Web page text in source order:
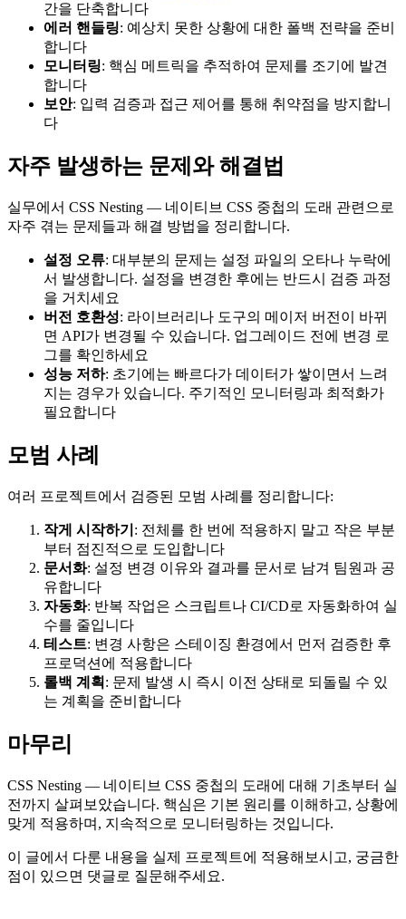
간을 단축합니다
에러 핸들링: 예상치 못한 상황에 대한 폴백 전략을 준비
합니다
모니터링: 핵심 메트릭을 추적하여 문제를 조기에 발견
합니다
보안: 입력 검증과 접근 제어를 통해 취약점을 방지합니
다
자주 발생하는 문제와 해결법
실무에서 CSS Nesting — 네이티브 CSS 중첩의 도래 관련으로
자주 겪는 문제들과 해결 방법을 정리합니다.
설정 오류: 대부분의 문제는 설정 파일의 오타나 누락에
서 발생합니다. 설정을 변경한 후에는 반드시 검증 과정
을 거치세요
버전 호환성: 라이브러리나 도구의 메이저 버전이 바뀌
면 API가 변경될 수 있습니다. 업그레이드 전에 변경 로
그를 확인하세요
성능 저하: 초기에는 빠르다가 데이터가 쌓이면서 느려
지는 경우가 있습니다. 주기적인 모니터링과 최적화가
필요합니다
모범 사례
여러 프로젝트에서 검증된 모범 사례를 정리합니다:
작게 시작하기 : 전체를 한 번에 적용하지 말고 작은 부분
부터 점진적으로 도입합니다
문서화: 설정 변경 이유와 결과를 문서로 남겨 팀원과 공
유합니다
자동화: 반복 작업은 스크립트나 CI/CD로 자동화하여 실
수를 줄입니다
테스트: 변경 사항은 스테이징 환경에서 먼저 검증한 후
프로덕션에 적용합니다
롤백 계획 : 문제 발생 시 즉시 이전 상태로 되돌릴 수 있
는 계획을 준비합니다
마무리
CSS Nesting — 네이티브 CSS 중첩의 도래에 대해 기초부터 실
전까지 살펴보았습니다. 핵심은 기본 원리를 이해하고, 상황에
맞게 적용하며, 지속적으로 모니터링하는 것입니다.
이 글에서 다룬 내용을 실제 프로젝트에 적용해보시고, 궁금한
점이 있으면 댓글로 질문해주세요.